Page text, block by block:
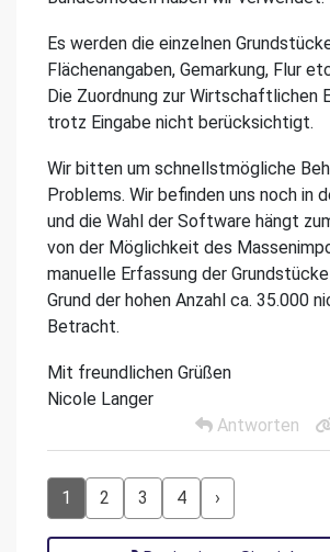
Es werden die einzelnen
Flächenangaben, Gemarkung, Flur
Die Zuordnung zur Wirtschaftlichen
trotz Eingabe nicht berücksichtigt.
Wir bitten um schnellstmögliche
Problems. Wir befinden uns noch in
und die Wahl der Software hängt
von der Möglichkeit des
manuelle Erfassung der
Grund der hohen Anzahl ca. 35.000
Betracht.
Mit freundlichen Grüßen
Nicole Langer
Antworten
1 2 3 4 ›